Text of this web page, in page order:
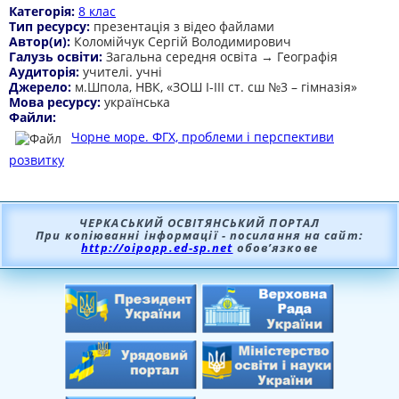
Категорія: 8 клас
Тип ресурсу: презентація з відео файлами
Автор(и): Коломійчук Сергій Володимирович
Галузь освіти: Загальна середня освіта → Географія
Аудиторія: учителі. учні
Джерело: м.Шпола, НВК, «ЗОШ І-ІІІ ст. сш №3 – гімназія»
Мова ресурсу: українська
Файли:
Чорне море. ФГХ, проблеми і перспективи
розвитку
ЧЕРКАСЬКИЙ ОСВІТЯНСЬКИЙ ПОРТАЛ
При копіюванні інформації - посилання на сайт:
http://oipopp.ed-sp.net обов’язкове